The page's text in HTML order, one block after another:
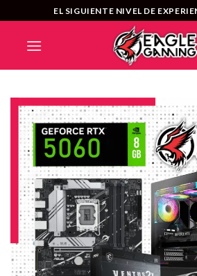
al
contenido
EL SIGUIENTE NIVEL DE